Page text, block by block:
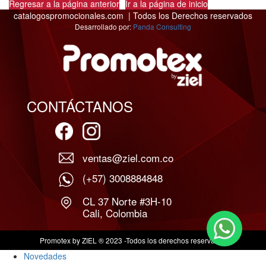
Regresar a la página anterior Ir a la página de inicio
catalogospromocionales.com | Todos los Derechos reservados
Desarrollado por: Panda Consulting
CONTÁCTANOS
ventas@ziel.com.co
(+57) 3008884848
CL 37 Norte #3H-10
Cali, Colombia
Promotex by ZIEL ® 2023 -Todos los derechos reservados
Novedades